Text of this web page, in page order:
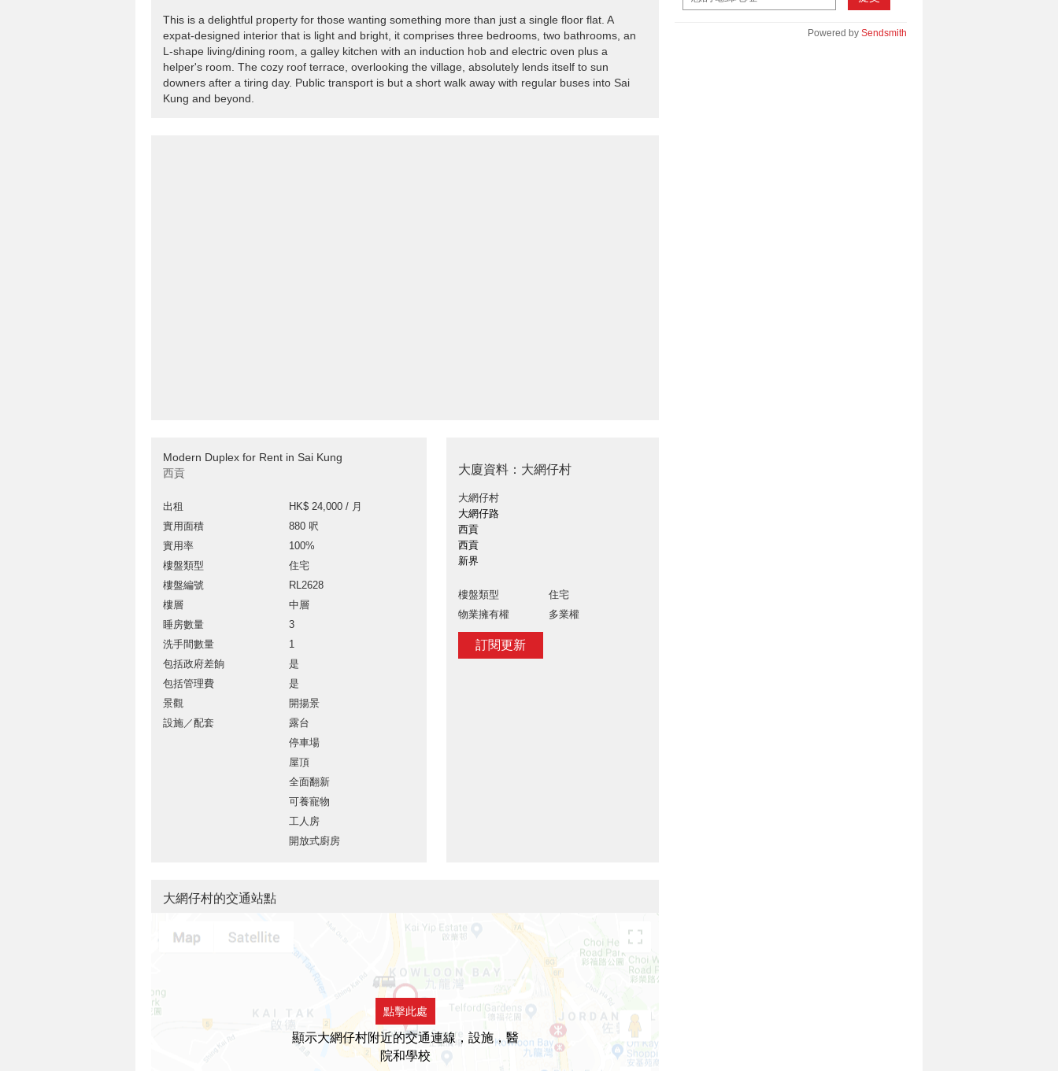
This is a delightful property for those wanting something more than just a single floor flat. A
expat-designed interior that is light and bright, it comprises three bedrooms, two bathrooms, an
L-shape living/dining room, a galley kitchen with an induction hob and electric oven plus a
helper's room. The cozy roof terrace, overlooking the village, absolutely lends itself to sun
downers after a tiring day. Public transport is but a short walk away with regular buses into Sai
Kung and beyond.
Modern Duplex for Rent in Sai Kung
西貢
出租
HK$ 24,000 / 月
實用面積
880 呎
實用率
100%
樓盤類型
住宅
樓盤編號
RL2628
樓層
中層
睡房數量
3
洗手間數量
1
包括政府差餉
是
包括管理費
是
景觀
開揚景
設施／配套
露台
停車場
屋頂
全面翻新
可養寵物
工人房
開放式廚房
大廈資料：大網仔村
大網仔村
大網仔路
西貢
西貢
新界
樓盤類型
住宅
物業擁有權
多業權
訂閱更新
Powered by Sendsmith
大網仔村的交通站點
點擊此處
顯示大網仔村附近的交通連線，設施，醫
院和學校